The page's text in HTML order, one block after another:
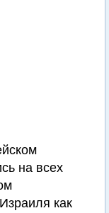
на всех
как